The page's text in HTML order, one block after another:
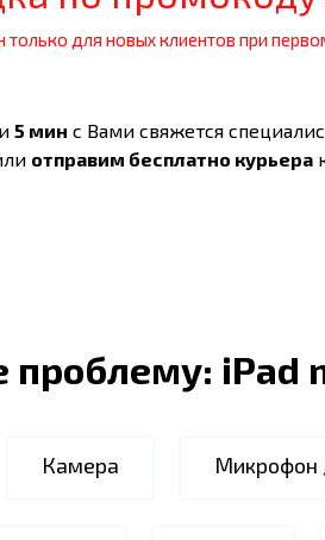
для новых клиентов при
5 мин с Вами свяжется
отправим бесплатно курьера
проблему: iPad
Камера Микрофон